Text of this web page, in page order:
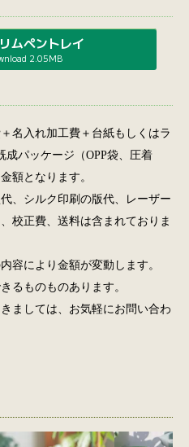
ムペントレイ
2.05MB
名入れ加工費＋台紙もしくはラ
パッケージ（OPP袋、圧着
額となります。
、シルク印刷の版代、レーザー
校正費、送料は含まれておりま
容により金額が変動します。
るものものあります。
ましては、お気軽にお問い合わ